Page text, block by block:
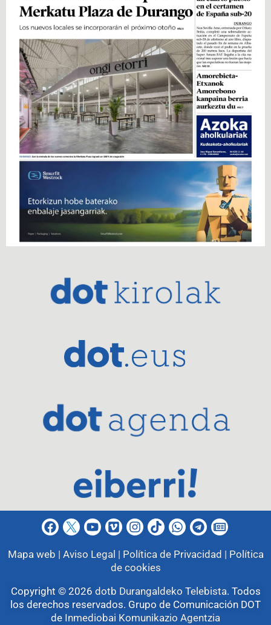
Mapa web | Aviso Legal | Política de Privacidad | Política
de cookies
Copyright © 2026 dotb Durangaldeko Telebista. Todos
los derechos reservados. Grupo de Comunicación DOT
de Inmediobai Komunikazio Agentzia